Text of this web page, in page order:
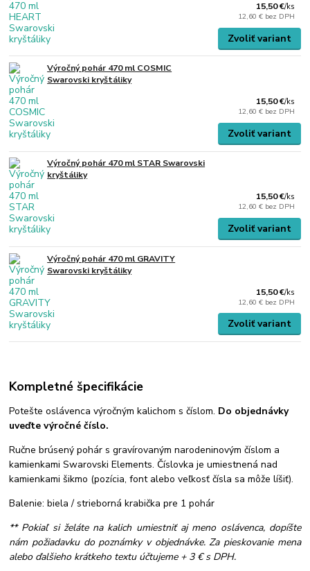
15,50 €/ks
12,60 € bez DPH
Zvoliť variant
Výročný pohár 470 ml COSMIC
Swarovski kryštáliky
15,50 €/ks
12,60 € bez DPH
Zvoliť variant
Výročný pohár 470 ml STAR Swarovski
kryštáliky
15,50 €/ks
12,60 € bez DPH
Zvoliť variant
Výročný pohár 470 ml GRAVITY
Swarovski kryštáliky
15,50 €/ks
12,60 € bez DPH
Zvoliť variant
Kompletné špecifikácie
Potešte oslávenca výročným kalichom s číslom. Do objednávky
uveďte výročné číslo.
Ručne brúsený pohár s gravírovaným narodeninovým číslom a
kamienkami Swarovski Elements. Číslovka je umiestnená nad
kamienkami šikmo (pozícia, font alebo veľkosť čísla sa môže líšiť).
Balenie: biela / strieborná krabička pre 1 pohár
** Pokiaľ si želáte na kalich umiestniť aj meno oslávenca, dopíšte
nám požiadavku do poznámky v objednávke. Za pieskovanie mena
alebo ďalšieho krátkeho textu účtujeme + 3 € s DPH.